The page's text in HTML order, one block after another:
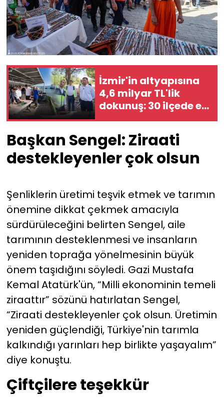
İzmir'in altyapısına
4,6 milyar TL'lik
dokunuş: 30 ilçede eş
zamanlı seferberlik
Başkan Sengel: Ziraati
destekleyenler çok olsun
Şenliklerin üretimi teşvik etmek ve tarımın
önemine dikkat çekmek amacıyla
sürdürüleceğini belirten Sengel, aile
tarımının desteklenmesi ve insanların
yeniden toprağa yönelmesinin büyük
önem taşıdığını söyledi. Gazi Mustafa
Kemal Atatürk'ün, “Milli ekonominin temeli
ziraattır” sözünü hatırlatan Sengel,
“Ziraati destekleyenler çok olsun. Üretimin
yeniden güçlendiği, Türkiye'nin tarımla
kalkındığı yarınları hep birlikte yaşayalım”
diye konuştu.
Çiftçilere teşekkür